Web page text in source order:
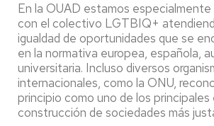
En la OUAD estamos
con el colectivo LGTBIQ+
igualdad de oportunidades que se
en la normativa europea, española,
universitaria. Incluso diversos
internacionales, como la ONU,
principio como uno de los principales
construcción de sociedades más